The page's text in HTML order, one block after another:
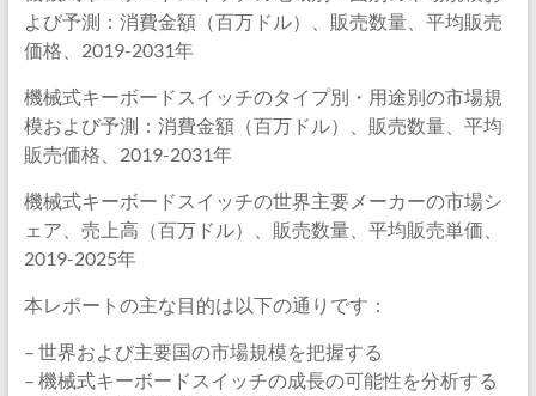
よび予測：消費金額（百万ドル）、販売数量、平均販売
価格、2019-2031年
機械式キーボードスイッチのタイプ別・用途別の市場規
模および予測：消費金額（百万ドル）、販売数量、平均
販売価格、2019-2031年
機械式キーボードスイッチの世界主要メーカーの市場シ
ェア、売上高（百万ドル）、販売数量、平均販売単価、
2019-2025年
本レポートの主な目的は以下の通りです：
– 世界および主要国の市場規模を把握する
– 機械式キーボードスイッチの成長の可能性を分析する